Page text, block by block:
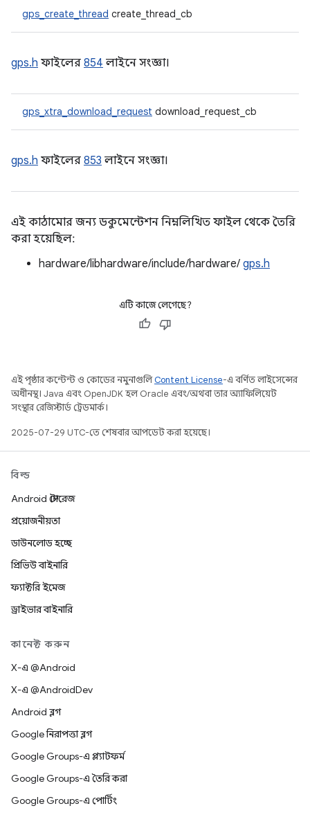
gps_create_thread create_thread_cb
gps.h ফাইলের 854 লাইনে সংজ্ঞা।
gps_xtra_download_request download_request_cb
gps.h ফাইলের 853 লাইনে সংজ্ঞা।
এই কাঠামোর জন্য ডকুমেন্টেশন নিম্নলিখিত ফাইল থেকে তৈরি
করা হয়েছিল:
hardware/libhardware/include/hardware/ gps.h
এটি কাজে লেগেছে?
এই পৃষ্ঠার কন্টেন্ট ও কোডের নমুনাগুলিContent License-এ বর্ণিত লাইসেন্সের
অধীনস্থ। Java এবং OpenJDK হল Oracle এবং/অথবা তার অ্যাফিলিয়েট
সংস্থার রেজিস্টার্ড ট্রেডমার্ক।
2025-07-29 UTC-তে শেষবার আপডেট করা হয়েছে।
বিল্ড
Android স্টোরেজ
প্রয়োজনীয়তা
ডাউনলোড হচ্ছে
প্রিভিউ বাইনারি
ফ্যাক্টরি ইমেজ
ড্রাইভার বাইনারি
কানেক্ট করুন
X-এ @Android
X-এ @AndroidDev
Android ব্লগ
Google নিরাপত্তা ব্লগ
Google Groups-এ প্ল্যাটফর্ম
Google Groups-এ তৈরি করা
Google Groups-এ পোর্টিং